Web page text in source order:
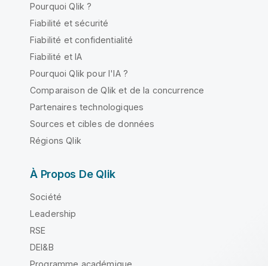
Pourquoi Qlik ?
Fiabilité et sécurité
Fiabilité et confidentialité
Fiabilité et IA
Pourquoi Qlik pour l'IA ?
Comparaison de Qlik et de la concurrence
Partenaires technologiques
Sources et cibles de données
Régions Qlik
À Propos De Qlik
Société
Leadership
RSE
DEI&B
Programme académique